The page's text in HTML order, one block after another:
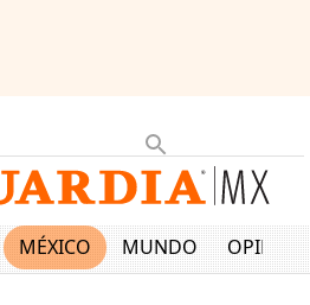
MÉXICO MUNDO OPINIÓN